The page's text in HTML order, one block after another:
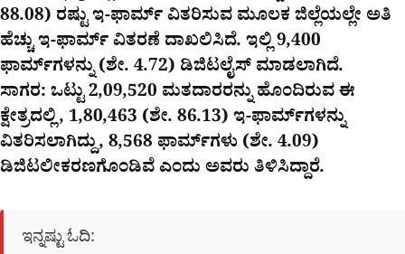
88.08) ರಷ್ಟು ಇ-ಫಾರ್ಮ್ ವಿತರಿಸುವ ಮೂಲಕ ಜಿಲ್ಲೆಯಲ್ಲೇ ಅತಿ
ಹೆಚ್ಚು ಇ-ಫಾರ್ಮ್ ವಿತರಣೆ ದಾಖಲಿಸಿದೆ. ಇಲ್ಲಿ 9,400
ಫಾರ್ಮ್‌ಗಳನ್ನು (ಶೇ. 4.72) ಡಿಜಿಟಲೈಸ್ ಮಾಡಲಾಗಿದೆ.
ಸಾಗರ: ಒಟ್ಟು 2,09,520 ಮತದಾರರನ್ನು ಹೊಂದಿರುವ ಈ
ಕ್ಷೇತ್ರದಲ್ಲಿ, 1,80,463 (ಶೇ. 86.13) ಇ-ಫಾರ್ಮ್‌ಗಳನ್ನು
ವಿತರಿಸಲಾಗಿದ್ದು, 8,568 ಫಾರ್ಮ್‌ಗಳು (ಶೇ. 4.09)
ಡಿಜಿಟಲೀಕರಣಗೊಂಡಿವೆ ಎಂದು ಅವರು ತಿಳಿಸಿದ್ದಾರೆ.
ಇನ್ನಷ್ಟು ಓದಿ: